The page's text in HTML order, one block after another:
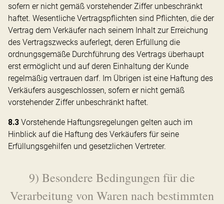
sofern er nicht gemäß vorstehender Ziffer unbeschränkt
haftet. Wesentliche Vertragspflichten sind Pflichten, die der
Vertrag dem Verkäufer nach seinem Inhalt zur Erreichung
des Vertragszwecks auferlegt, deren Erfüllung die
ordnungsgemäße Durchführung des Vertrags überhaupt
erst ermöglicht und auf deren Einhaltung der Kunde
regelmäßig vertrauen darf. Im Übrigen ist eine Haftung des
Verkäufers ausgeschlossen, sofern er nicht gemäß
vorstehender Ziffer unbeschränkt haftet.
8.3 Vorstehende Haftungsregelungen gelten auch im
Hinblick auf die Haftung des Verkäufers für seine
Erfüllungsgehilfen und gesetzlichen Vertreter.
9) Besondere Bedingungen für die
Verarbeitung von Waren nach bestimmten